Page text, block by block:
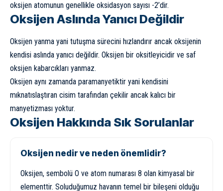
oksijen atomunun genellikle oksidasyon sayısı -2’dir.
Oksijen Aslında Yanıcı Değildir
Oksijen yanma yani tutuşma sürecini hızlandırır ancak oksijenin
kendisi aslında yanıcı değildir. Oksijen bir oksitleyicidir ve saf
oksijen kabarcıkları yanmaz.
Oksijen aynı zamanda paramanyetiktir yani kendisini
mıknatıslaştıran cisim tarafından çekilir ancak kalıcı bir
manyetizması yoktur.
Oksijen Hakkında Sık Sorulanlar
Oksijen nedir ve neden önemlidir?
Oksijen, sembolü O ve atom numarası 8 olan kimyasal bir
elementtir. Soluduğumuz havanın temel bir bileşeni olduğu